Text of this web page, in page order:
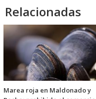
Relacionadas
Marea roja en Maldonado y